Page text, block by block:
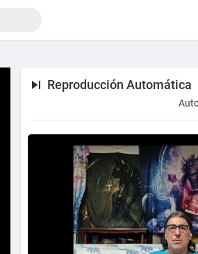
Reproducción Automática